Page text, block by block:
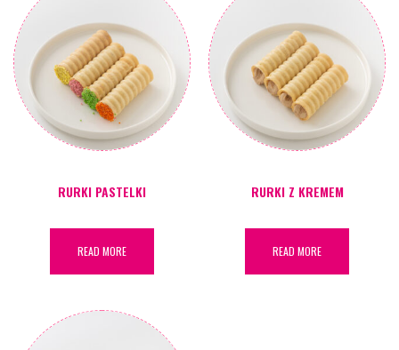
RURKI PASTELKI
READ MORE
RURKI Z KREMEM
READ MORE